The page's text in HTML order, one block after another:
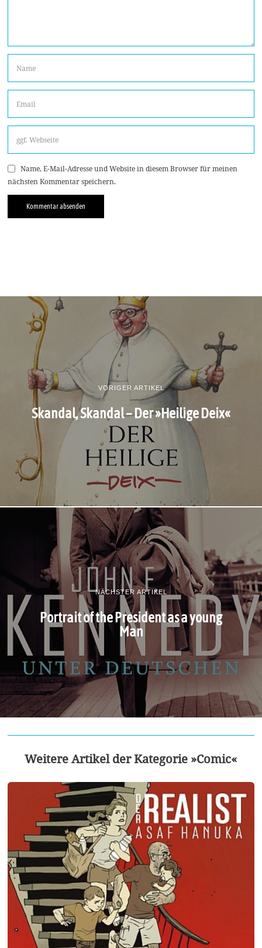
Name, E-Mail-Adresse und Website in diesem Browser für meinen
nächsten Kommentar speichern.
VORIGER ARTIKEL
Skandal, Skandal – Der »Heilige Deix«
NÄCHSTER ARTIKEL
Portrait of the President as a young
Man
Weitere Artikel der Kategorie »Comic«